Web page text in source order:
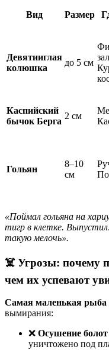
Вид Размер
Девятииглая
колюшка
до 5 см
Каспийский
бычок Берга
2 см
Гольян
8–10
см
«Поймал гольяна на
тигр в клетке.
такую мелочь».
☠️ Угрозы: почему
чем их успевают
Самая маленькая рыба
вымирания:
❌ Осушение
уничтожено под